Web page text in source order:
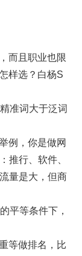
而且职业也限
样选？白杨S
准词大于泛词
例，你是做网
推行、软件、
量是大，但商
平等条件下，
等做排名，比